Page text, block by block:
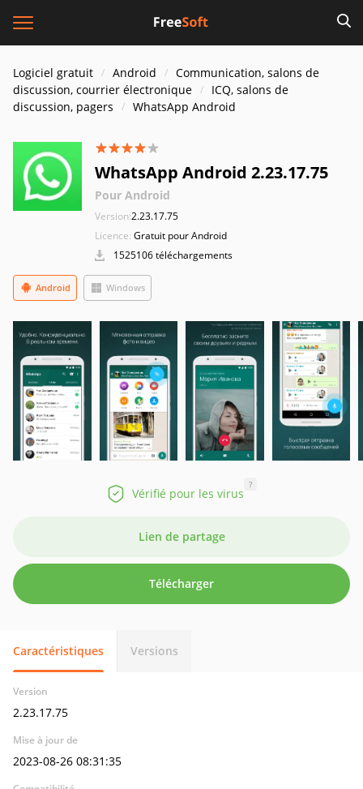
Logiciel gratuit Android
Communication, salons de
discussion, courrier électronique
ICQ, salons de
discussion, pagers
WhatsApp Android
WhatsApp Android 2.23.17.75
Pour Android
Version:2.23.17.75
Licence: Gratuit pour Android
1525106 téléchargements
Android Windows
Vérifié pour les virus
?
Lien de partage
Télécharger
Caractéristiques Versions
Version
2.23.17.75
Mise à jour de
2023-08-26 08:31:35